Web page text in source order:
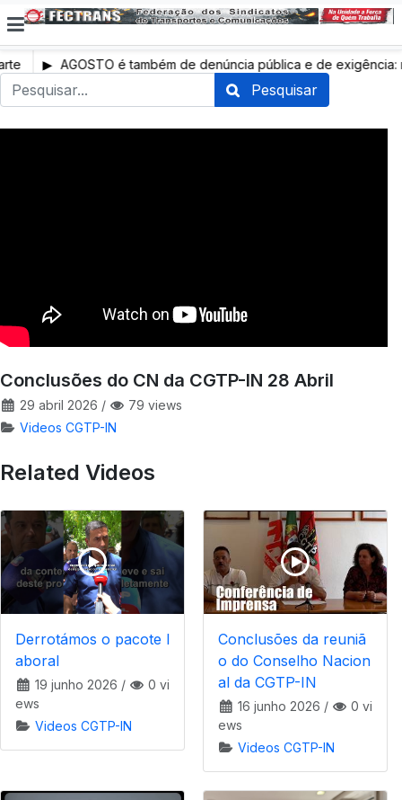
AGOSTO é também de denúncia pública e de exigência:
profissionais de saúde, mais condições de trabalho e mais
Pesquisar
Conclusões do CN da CGTP-IN 28 Abril
29 abril 2026 /
79 views
Videos CGTP-IN
Related Videos
Derrotámos o pacote l
aboral
19 junho 2026 /
0 vi
ews
Videos CGTP-IN
Conclusões da reuniã
o do Conselho Nacion
al da CGTP-IN
16 junho 2026 /
0 vi
ews
Videos CGTP-IN